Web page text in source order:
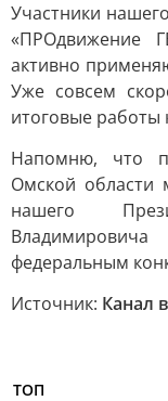
Участники
«ПРОдвижение
активно
Уже совсем
итоговые работы
Напомню, что
Омской области
нашего
федеральным
Источник: Канал
ТОП